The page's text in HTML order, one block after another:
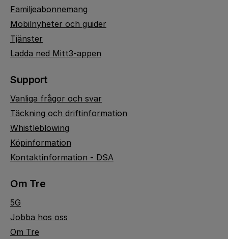
Familjeabonnemang
Mobilnyheter och guider
Tjänster
Ladda ned Mitt3-appen
Support
Vanliga frågor och svar
Täckning och driftinformation
Whistleblowing
Köpinformation
Kontaktinformation - DSA
Om Tre
5G
Jobba hos oss
Om Tre